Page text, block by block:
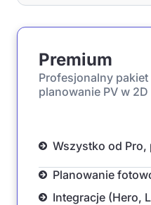
Premium
Profesjonalny
planowanie PV w 2D
Wszystko od Pro,
Planowanie
Integracje (Hero,